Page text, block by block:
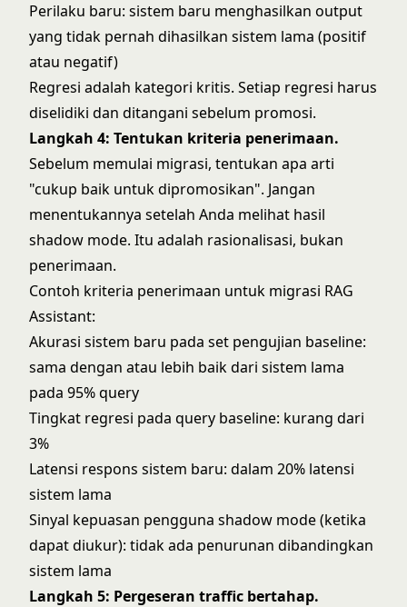
Perilaku baru: sistem baru menghasilkan output
yang tidak pernah dihasilkan sistem lama (positif
atau negatif)
Regresi adalah kategori kritis. Setiap regresi harus
diselidiki dan ditangani sebelum promosi.
Langkah 4: Tentukan kriteria penerimaan.
Sebelum memulai migrasi, tentukan apa arti
"cukup baik untuk dipromosikan". Jangan
menentukannya setelah Anda melihat hasil
shadow mode. Itu adalah rasionalisasi, bukan
penerimaan.
Contoh kriteria penerimaan untuk migrasi RAG
Assistant:
Akurasi sistem baru pada set pengujian baseline:
sama dengan atau lebih baik dari sistem lama
pada 95% query
Tingkat regresi pada query baseline: kurang dari
3%
Latensi respons sistem baru: dalam 20% latensi
sistem lama
Sinyal kepuasan pengguna shadow mode (ketika
dapat diukur): tidak ada penurunan dibandingkan
sistem lama
Langkah 5: Pergeseran traffic bertahap.